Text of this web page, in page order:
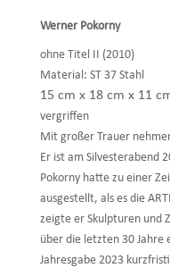
Werner Pokorny
ohne Titel II (2010)
Material: ST 37 Stahl
15 cm x 18 cm x 11
vergriffen
Mit großer Trauer
Er ist am Silvesterabend
Pokorny hatte zu einer
ausgestellt, als es die
zeigte erSkulpturen und
über die letzten 30 Jahre
Jahresgabe 2023